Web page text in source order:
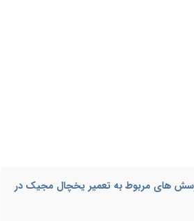
های مربوط به تعمیر یخچال مجیک در